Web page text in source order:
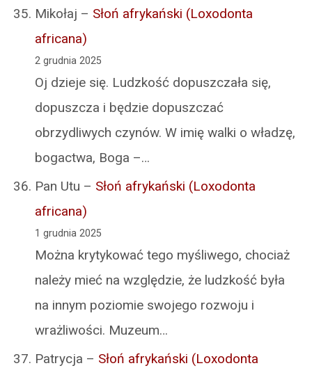
Mikołaj – Słoń afrykański (Loxodonta
africana)
2 grudnia 2025
Oj dzieje się. Ludzkość dopuszczała się,
dopuszcza i będzie dopuszczać
obrzydliwych czynów. W imię walki o władzę,
bogactwa, Boga –…
Pan Utu – Słoń afrykański (Loxodonta
africana)
1 grudnia 2025
Można krytykować tego myśliwego, chociaż
należy mieć na względzie, że ludzkość była
na innym poziomie swojego rozwoju i
wrażliwości. Muzeum…
Patrycja – Słoń afrykański (Loxodonta